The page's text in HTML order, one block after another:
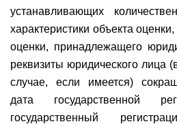
устанавливающих
характеристики объекта
оценки, принадлежащего
реквизиты юридического лица
случае, если имеется)
дата государственной
государственный